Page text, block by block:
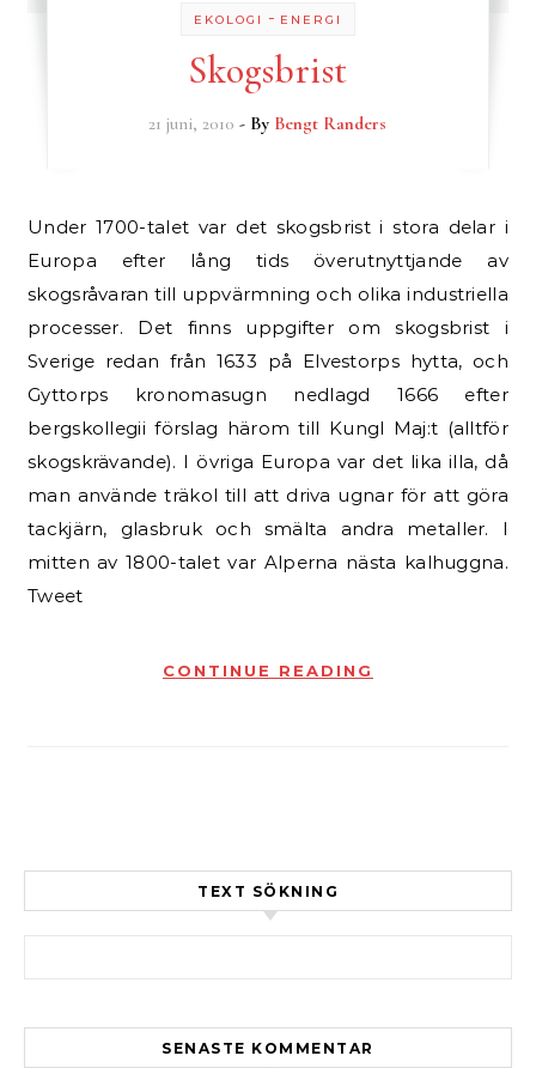
EKOLOGI - ENERGI
Skogsbrist
21 juni, 2010 - By Bengt Randers
Under 1700-talet var det skogsbrist i stora delar i
Europa efter lång tids överutnyttjande av
skogsråvaran till uppvärmning och olika industriella
processer. Det finns uppgifter om skogsbrist i
Sverige redan från 1633 på Elvestorps hytta, och
Gyttorps kronomasugn nedlagd 1666 efter
bergskollegii förslag härom till Kungl Maj:t (alltför
skogskrävande). I övriga Europa var det lika illa, då
man använde träkol till att driva ugnar för att göra
tackjärn, glasbruk och smälta andra metaller. I
mitten av 1800-talet var Alperna nästa kalhuggna.
Tweet
CONTINUE READING
TEXT SÖKNING
SENASTE KOMMENTAR